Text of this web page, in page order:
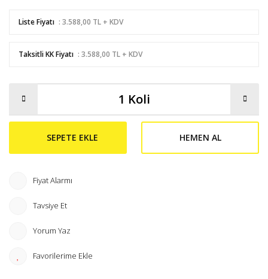
Liste Fiyatı : 3.588,00 TL + KDV
Taksitli KK Fiyatı : 3.588,00 TL + KDV
SEPETE EKLE HEMEN AL
Fiyat Alarmı
Tavsiye Et
Yorum Yaz